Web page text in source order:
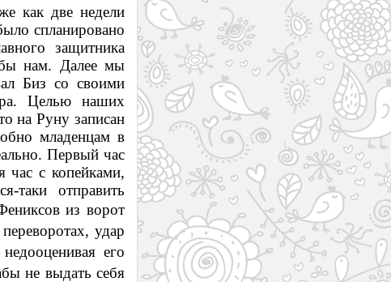
как две недели
спланировано
защитника
нам. Далее мы
Биз со своими
Целью наших
на Руну записан
младенцам в
Первый час
час с копейками,
таки отправить
из ворот
удар
его
не выдать себя